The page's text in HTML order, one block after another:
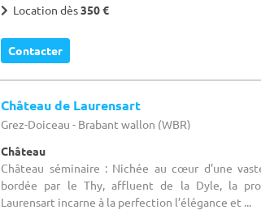
Location dès350 €
Contacter
Château de Laurensart
Grez-Doiceau - Brabant wallon (WBR)
Château
Château séminaire : Nichée au cœur d'une
bordée par le Thy, affluent de la Dyle, la
Laurensart incarne à la perfection l’élégance et ...